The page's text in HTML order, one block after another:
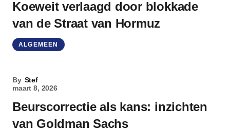
Koeweit verlaagd door blokkade
van de Straat van Hormuz
ALGEMEEN
By Stef
maart 8, 2026
Beurscorrectie als kans: inzichten
van Goldman Sachs